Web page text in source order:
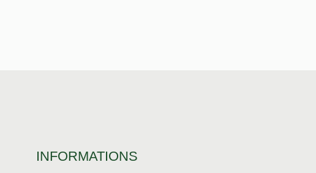
INFORMATIONS